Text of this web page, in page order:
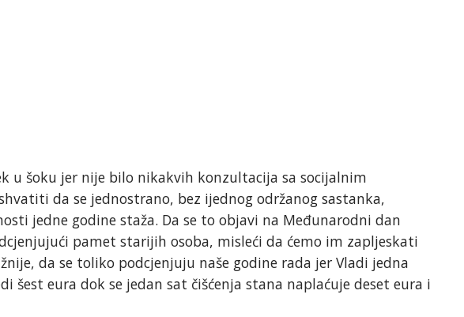
u šoku jer nije bilo nikakvih konzultacija sa socijalnim
da se jednostrano, bez ijednog održanog sastanka,
jedne godine staža. Da se to objavi na Međunarodni dan
pamet starijih osoba, misleći da ćemo im zapljeskati
da se toliko podcjenjuju naše godine rada jer Vladi jedna
šest eura dok se jedan sat čišćenja stana naplaćuje deset eura i